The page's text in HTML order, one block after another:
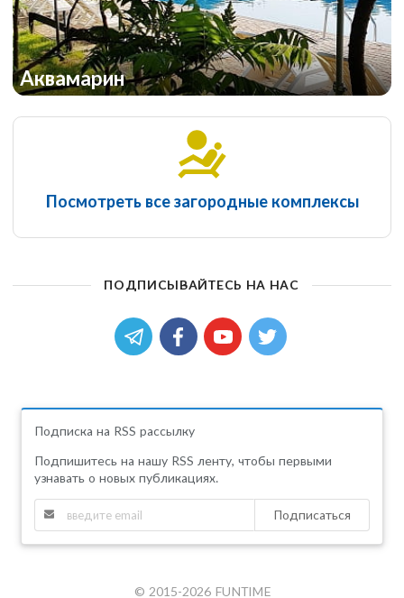
Аквамарин
Посмотреть все загородные комплексы
ПОДПИСЫВАЙТЕСЬ НА НАС
Подписка на RSS рассылку
Подпишитесь на нашу RSS ленту, чтобы первыми
узнавать о новых публикациях.
Подписаться
© 2015-2026 FUNTIME